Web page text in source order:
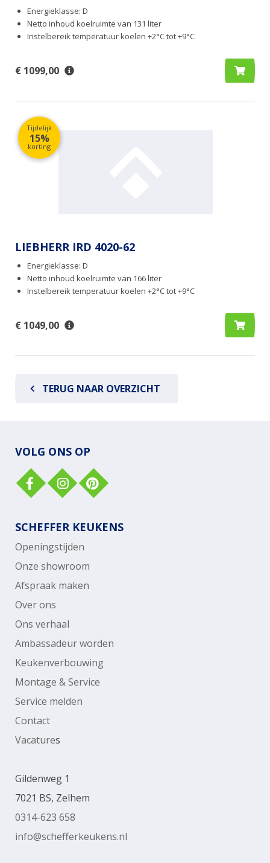
Energieklasse: D
Netto inhoud koelruimte van 131 liter
Instelbereik temperatuur koelen +2°C tot +9°C
€ 1099,00
Tijdelijk
15%
korting
LIEBHERR IRD 4020-62
Energieklasse: D
Netto inhoud koelruimte van 166 liter
Instelbereik temperatuur koelen +2°C tot +9°C
€ 1049,00
TERUG NAAR OVERZICHT
VOLG ONS OP
SCHEFFER KEUKENS
Openingstijden
Onze showroom
Afspraak maken
Over ons
Ons verhaal
Ambassadeur worden
Keukenverbouwing
Montage & Service
Service melden
Contact
Vacatures
Gildenweg 1
7021 BS, Zelhem
0314-623 658
info@schefferkeukens.nl